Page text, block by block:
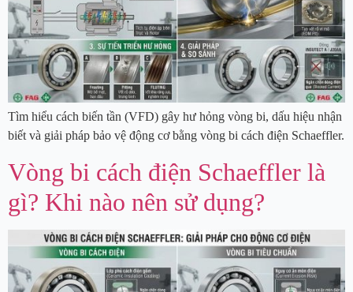
Tìm hiểu cách biến tần (VFD) gây hư hỏng vòng bi, dấu hiệu nhận
biết và giải pháp bảo vệ động cơ bằng vòng bi cách điện Schaeffler.
Vòng bi cách điện Schaeffler là
gì? Khi nào nên sử dụng?